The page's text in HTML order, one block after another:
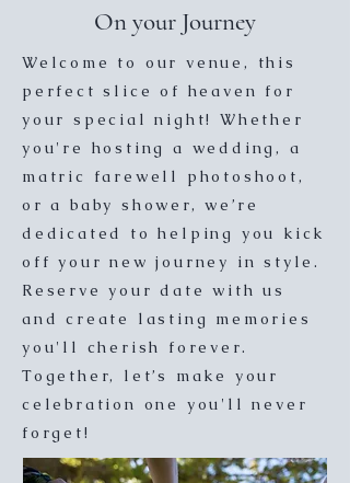
On your Journey
Welcome to our venue, this
perfect slice of heaven for
your special night! Whether
you're hosting a wedding, a
matric farewell photoshoot,
or a baby shower, we’re
dedicated to helping you kick
off your new journey in style.
Reserve your date with us
and create lasting memories
you'll cherish forever.
Together, let’s make your
celebration one you'll never
forget!